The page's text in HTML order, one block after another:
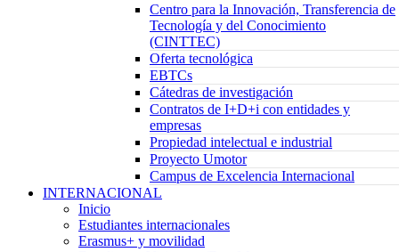
Centro para la Innovación, Transferencia de
Tecnología y del Conocimiento
(CINTTEC)
Oferta tecnológica
EBTCs
Cátedras de investigación
Contratos de I+D+i con entidades y
empresas
Propiedad intelectual e industrial
Proyecto Umotor
Campus de Excelencia Internacional
INTERNACIONAL
Inicio
Estudiantes internacionales
Erasmus+ y movilidad